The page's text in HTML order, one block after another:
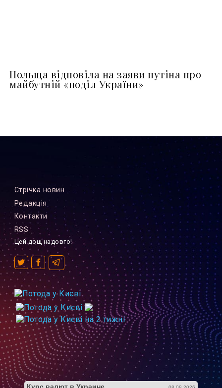
Польща відповіла на заяви путіна про
майбутній «поділ України»
Стрiчка новин
Редакцiя
Контакти
RSS
Цей дощ надовго!